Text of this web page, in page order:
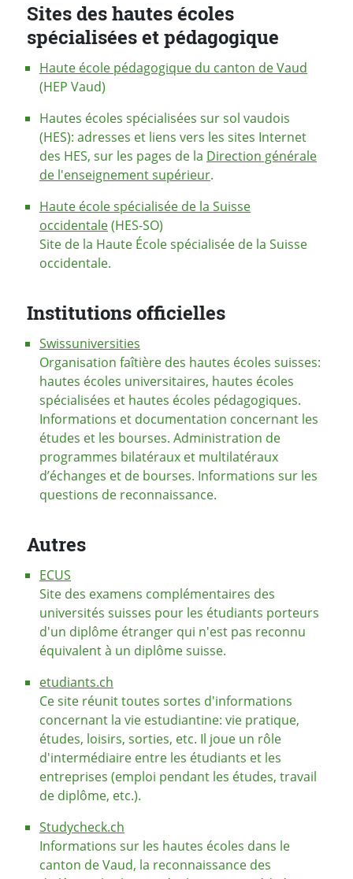
Sites des hautes écoles
spécialisées et pédagogique
Haute école pédagogique du canton de Vaud
(HEP Vaud)
Hautes écoles spécialisées sur sol vaudois
(HES): adresses et liens vers les sites Internet
des HES, sur les pages de la Direction générale
de l'enseignement supérieur.
Haute école spécialisée de la Suisse
occidentale(HES-SO)
Site de la Haute École spécialisée de la Suisse
occidentale.
Institutions officielles
Swissuniversities
Organisation faîtière des hautes écoles suisses:
hautes écoles universitaires, hautes écoles
spécialisées et hautes écoles pédagogiques.
Informations et documentation concernant les
études et les bourses. Administration de
programmes bilatéraux et multilatéraux
d’échanges et de bourses. Informations sur les
questions de reconnaissance.
Autres
ECUS
Site des examens complémentaires des
universités suisses pour les étudiants porteurs
d'un diplôme étranger qui n'est pas reconnu
équivalent à un diplôme suisse.
etudiants.ch
Ce site réunit toutes sortes d'informations
concernant la vie estudiantine: vie pratique,
études, loisirs, sorties, etc. Il joue un rôle
d'intermédiaire entre les étudiants et les
entreprises (emploi pendant les études, travail
de diplôme, etc.).
Studycheck.ch
Informations sur les hautes écoles dans le
canton de Vaud, la reconnaissance des